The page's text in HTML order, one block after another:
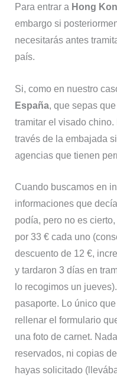
Para entrar a Hong
embargo si
necesitarás antes
país.
Si, como en nuestro
España, que sepas que
tramitar el visado
través de la embajada
agencias que tienen
Cuando buscamos en
informaciones que
podía, pero no es
por 33 € cada uno
descuento de 12 €,
y tardaron 3 días en
lo recogimos un
pasaporte. Lo único
rellenar el formulario
una foto de carnet.
reservados, ni copias
hayas solicitado